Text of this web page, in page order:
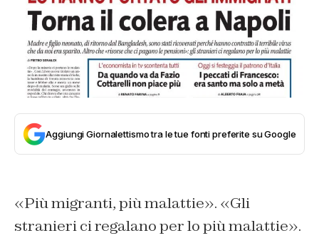
Aggiungi Giornalettismo tra le tue fonti preferite su Google
«Più migranti, più malattie». «Gli
stranieri ci regalano per lo più malattie».